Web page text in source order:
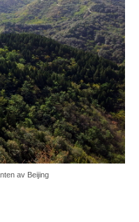
av Beijing